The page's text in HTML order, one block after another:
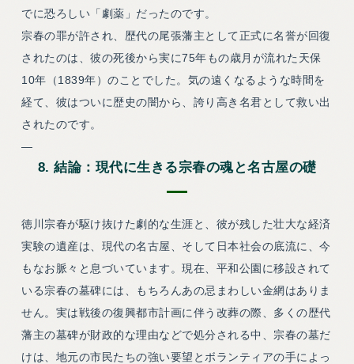
でに恐ろしい「劇薬」だったのです。
宗春の罪が許され、歴代の尾張藩主として正式に名誉が回復
されたのは、彼の死後から実に75年もの歳月が流れた天保
10年（1839年）のことでした。気の遠くなるような時間を
経て、彼はついに歴史の闇から、誇り高き名君として救い出
されたのです。
—
8. 結論：現代に生きる宗春の魂と名古屋の礎
徳川宗春が駆け抜けた劇的な生涯と、彼が残した壮大な経済
実験の遺産は、現代の名古屋、そして日本社会の底流に、今
もなお脈々と息づいています。現在、平和公園に移設されて
いる宗春の墓碑には、もちろんあの忌まわしい金網はありま
せん。実は戦後の復興都市計画に伴う改葬の際、多くの歴代
藩主の墓碑が財政的な理由などで処分される中、宗春の墓だ
けは、地元の市民たちの強い要望とボランティアの手によっ